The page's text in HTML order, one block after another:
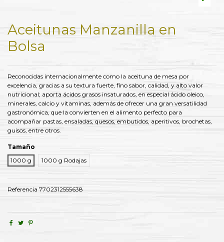
Aceitunas Manzanilla en
Bolsa
Reconocidas internacionalmente como la aceituna de mesa por
excelencia, gracias a su textura fuerte, fino sabor, calidad, y alto valor
nutricional; aporta ácidos grasos insaturados, en especial ácido oleico,
minerales, calcio y vitaminas, además de ofrecer una gran versatilidad
gastronómica, que la convierten en el alimento perfecto para
acompañar pastas, ensaladas, quesos, embutidos, aperitivos, brochetas,
guisos, entre otros.
Tamaño
1000 g
1000 g Rodajas
Referencia 7702312555638